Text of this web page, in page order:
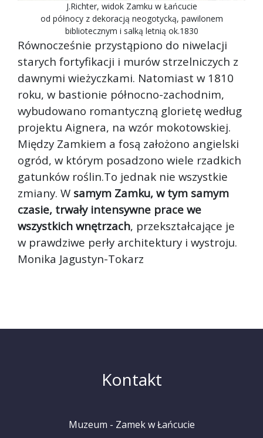
J.Richter, widok Zamku w Łańcucie
od północy z dekoracją neogotycką, pawilonem
bibliotecznym i salką letnią ok.1830
Równocześnie przystąpiono do niwelacji
starych fortyfikacji i murów strzelniczych z
dawnymi wieżyczkami. Natomiast w 1810
roku, w bastionie północno-zachodnim,
wybudowano romantyczną glorietę według
projektu Aignera, na wzór mokotowskiej.
Między Zamkiem a fosą założono angielski
ogród, w którym posadzono wiele rzadkich
gatunków roślin.To jednak nie wszystkie
zmiany. W samym Zamku, w tym samym
czasie, trwały intensywne prace we
wszystkich wnętrzach, przekształcające je
w prawdziwe perły architektury i wystroju.
Monika Jagustyn-Tokarz
Kontakt
Muzeum - Zamek w Łańcucie